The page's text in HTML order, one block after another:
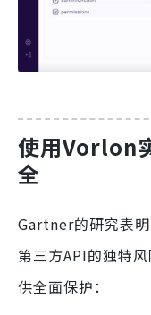
使用Vorlon
全
Gartner的研究表明
第三方API的独特
供全面保护：